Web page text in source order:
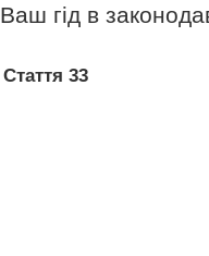
Ваш гід в
Стаття 33